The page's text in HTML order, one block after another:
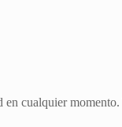
cualquier